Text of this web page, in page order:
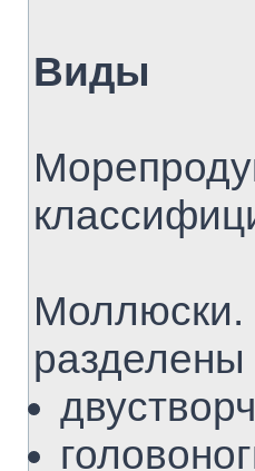
Виды
Моллюски.